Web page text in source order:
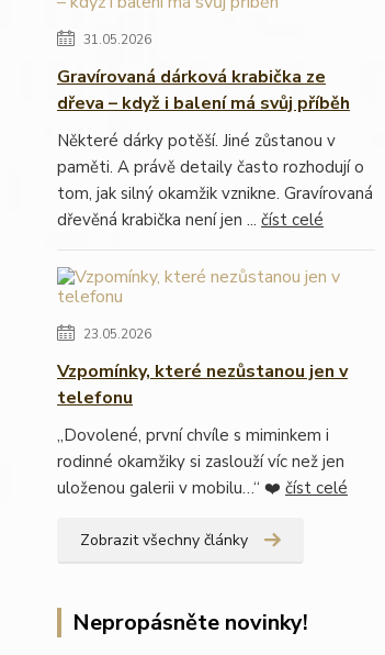
31.05.2026
Gravírovaná dárková krabička ze
dřeva – když i balení má svůj příběh
Některé dárky potěší. Jiné zůstanou v
paměti. A právě detaily často rozhodují o
tom, jak silný okamžik vznikne. Gravírovaná
dřevěná krabička není jen ... číst celé
23.05.2026
Vzpomínky, které nezůstanou jen v
telefonu
„Dovolené, první chvíle s miminkem i
rodinné okamžiky si zaslouží víc než jen
uloženou galerii v mobilu…“ ❤️ číst celé
Zobrazit všechny články
Nepropásněte novinky!